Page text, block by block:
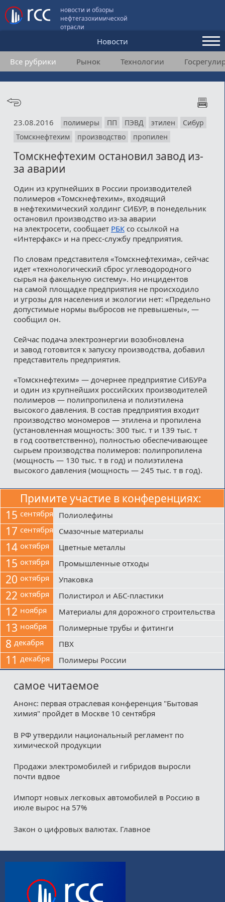
новости и обзоры
нефтегазохимической
отрасли
Новости
Аналитика и мнения
Конференции
Подписка
Пользовательское соглашение
Медиакит
Контакты
Все рубрики Рынок Технологии
23.08.2016 полимеры ПП ПЭВД этилен
Сибур
Томскнефтехим
производство пропилен
Томскнефтехим остановил завод из-
за аварии
Один из крупнейших в России производителей
полимеров «Томскнефтехим», входящий
в нефтехимический холдинг СИБУР, в понедельник
остановил производство из-за аварии
на электросети, сообщает РБКсо ссылкой на
«Интерфакс» и на пресс-службу предприятия.
По словам представителя «Томскнефтехима», сейчас
идет «технологический сброс углеводородного
сырья на факельную систему». Но инцидентов
на самой площадке предприятия не происходило
и угрозы для населения и экологии нет: «Предельно
допустимые нормы выбросов не превышены», —
сообщил он.
Сейчас подача электроэнергии возобновлена
и завод готовится к запуску производства, добавил
представитель предприятия.
«Томскнефтехим» — дочернее предприятие СИБУРа
и один из крупнейших российских производителей
полимеров — полипропилена и полиэтилена
высокого давления. В состав предприятия входит
производство мономеров — этилена и пропилена
(установленная мощность: 300 тыс. т и 139 тыс. т
в год соответственно), полностью обеспечивающее
сырьем производства полимеров: полипропилена
(мощность — 130 тыс. т в год) и полиэтилена
высокого давления (мощность — 245 тыс. т в год).
Примите участие в конференциях:
15 сентября Полиолефины
17 сентября Смазочные материалы
14 октября Цветные металлы
15 октября Промышленные отходы
20 октября Упаковка
22 октября Полистирол и АБС-пластики
12 ноября Материалы для дорожного строительства
13 ноября Полимерные трубы и фитинги
8 декабря ПВХ
11 декабря Полимеры России
самое читаемое
Анонс: первая отраслевая конференция "Бытовая
химия" пройдет в Москве 10 сентября
В РФ утвердили национальный регламент по
химической продукции
Продажи электромобилей и гибридов выросли
почти вдвое
Импорт новых легковых автомобилей в Россию в
июле вырос на 57%
Закон о цифровых валютах. Главное